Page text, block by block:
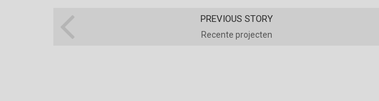
PREVIOUS STORY
Recente projecten